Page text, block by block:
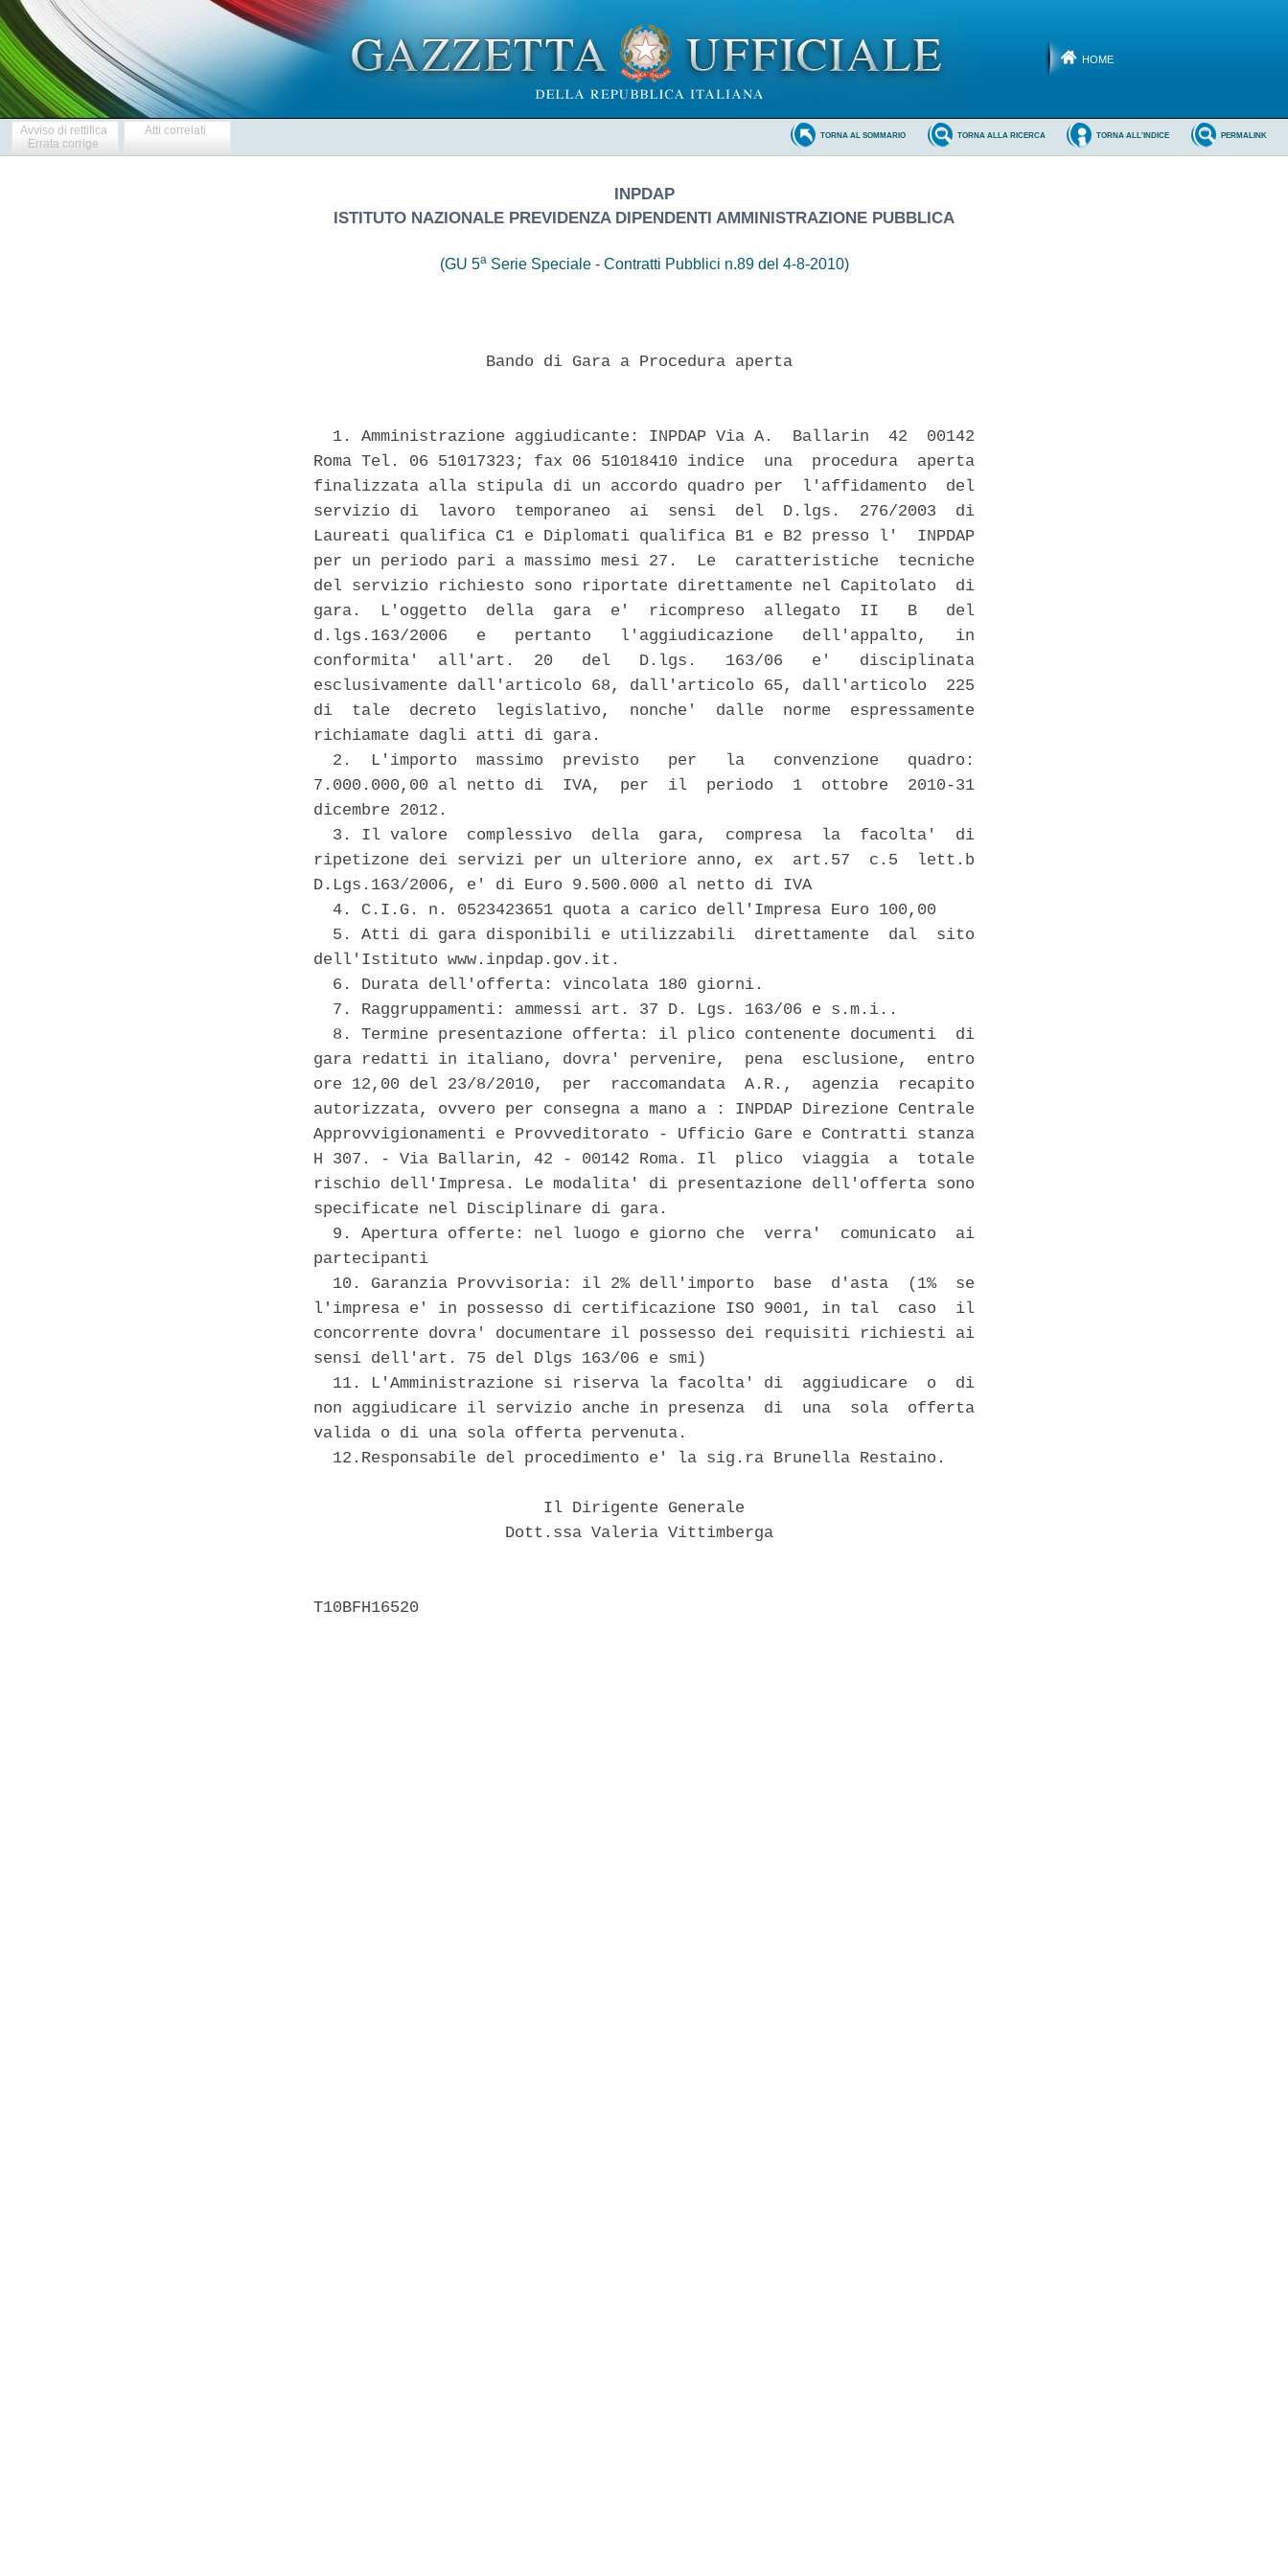
HOME
Avviso di rettifica
Errata corrige
Atti correlati PERMALINK
TORNA ALL'INDICE
TORNA ALLA RICERCA
TORNA AL SOMMARIO
INPDAP
ISTITUTO NAZIONALE PREVIDENZA DIPENDENTI AMMINISTRAZIONE PUBBLICA
(GU 5aSerie Speciale - Contratti Pubblici n.89 del 4-8-2010)
                  Bando di Gara a Procedura aperta
  1. Amministrazione aggiudicante: INPDAP Via A.  Ballarin  42  00142
Roma Tel. 06 51017323; fax 06 51018410 indice  una  procedura  aperta
finalizzata alla stipula di un accordo quadro per  l'affidamento  del
servizio di  lavoro  temporaneo  ai  sensi  del  D.lgs.  276/2003  di
Laureati qualifica C1 e Diplomati qualifica B1 e B2 presso l'  INPDAP
per un periodo pari a massimo mesi 27.  Le  caratteristiche  tecniche
del servizio richiesto sono riportate direttamente nel Capitolato  di
gara.  L'oggetto  della  gara  e'  ricompreso  allegato  II   B   del
d.lgs.163/2006   e   pertanto   l'aggiudicazione   dell'appalto,   in
conformita'  all'art.  20   del   D.lgs.   163/06   e'   disciplinata
esclusivamente dall'articolo 68, dall'articolo 65, dall'articolo  225
di  tale  decreto  legislativo,  nonche'  dalle  norme  espressamente
richiamate dagli atti di gara.
  2.  L'importo  massimo  previsto   per   la   convenzione   quadro:
7.000.000,00 al netto di  IVA,  per  il  periodo  1  ottobre  2010-31
dicembre 2012.
  3. Il valore  complessivo  della  gara,  compresa  la  facolta'  di
ripetizone dei servizi per un ulteriore anno, ex  art.57  c.5  lett.b
D.Lgs.163/2006, e' di Euro 9.500.000 al netto di IVA
  4. C.I.G. n. 0523423651 quota a carico dell'Impresa Euro 100,00
  5. Atti di gara disponibili e utilizzabili  direttamente  dal  sito
dell'Istituto www.inpdap.gov.it.
  6. Durata dell'offerta: vincolata 180 giorni.
  7. Raggruppamenti: ammessi art. 37 D. Lgs. 163/06 e s.m.i..
  8. Termine presentazione offerta: il plico contenente documenti  di
gara redatti in italiano, dovra' pervenire,  pena  esclusione,  entro
ore 12,00 del 23/8/2010,  per  raccomandata  A.R.,  agenzia  recapito
autorizzata, ovvero per consegna a mano a : INPDAP Direzione Centrale
Approvvigionamenti e Provveditorato - Ufficio Gare e Contratti stanza
H 307. - Via Ballarin, 42 - 00142 Roma. Il  plico  viaggia  a  totale
rischio dell'Impresa. Le modalita' di presentazione dell'offerta sono
specificate nel Disciplinare di gara.
  9. Apertura offerte: nel luogo e giorno che  verra'  comunicato  ai
partecipanti
  10. Garanzia Provvisoria: il 2% dell'importo  base  d'asta  (1%  se
l'impresa e' in possesso di certificazione ISO 9001, in tal  caso  il
concorrente dovra' documentare il possesso dei requisiti richiesti ai
sensi dell'art. 75 del Dlgs 163/06 e smi)
  11. L'Amministrazione si riserva la facolta' di  aggiudicare  o  di
non aggiudicare il servizio anche in presenza  di  una  sola  offerta
valida o di una sola offerta pervenuta.
  12.Responsabile del procedimento e' la sig.ra Brunella Restaino.
                        Il Dirigente Generale
                    Dott.ssa Valeria Vittimberga